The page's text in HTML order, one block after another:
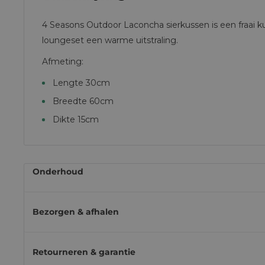
4 Seasons Outdoor Laconcha sierkussen is een fraai
loungeset een warme uitstraling.
Afmeting:
Lengte 30cm
Breedte 60cm
Dikte 15cm
Onderhoud
schoonmaken met lauwwarm water en een beetje
Bezorgen & afhalen
Retourneren & garantie